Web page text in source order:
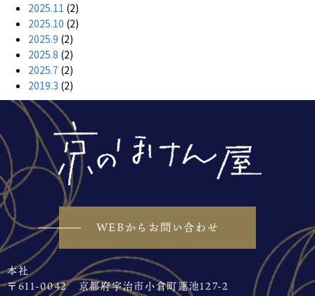
2025.11 (2)
2025.10 (2)
2025.9 (2)
2025.8 (2)
2025.7 (2)
2019.3 (2)
WEBからお問い合わせ
本社
〒611-0042 京都府宇治市小倉町蓮池127-2